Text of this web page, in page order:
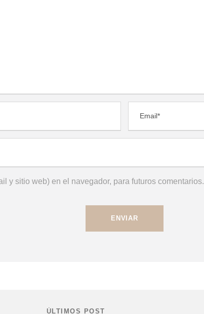
y sitio web) en el navegador, para futuros comentarios.
ÚLTIMOS POST